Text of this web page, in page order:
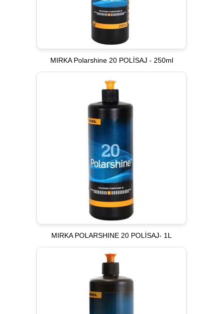
MIRKA Polarshine 20 POLİSAJ - 250ml
MIRKA POLARSHINE 20 POLİSAJ- 1L